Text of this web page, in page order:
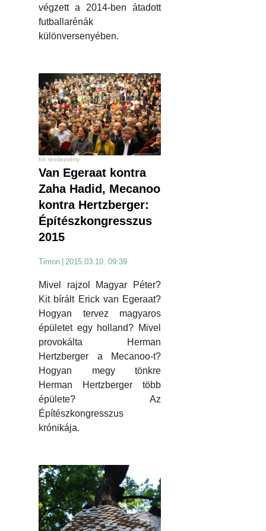
végzett a 2014-ben átadott
futballarénák
különversenyében.
hír rendezvény
Van Egeraat kontra
Zaha Hadid, Mecanoo
kontra Hertzberger:
Építészkongresszus
2015
Timon | 2015.03.10. 09:39
Mivel rajzol Magyar Péter?
Kit bírált Erick van Egeraat?
Hogyan tervez magyaros
épületet egy holland? Mivel
provokálta Herman
Hertzberger a Mecanoo-t?
Hogyan megy tönkre
Herman Hertzberger több
épülete? Az
Építészkongresszus
krónikája.